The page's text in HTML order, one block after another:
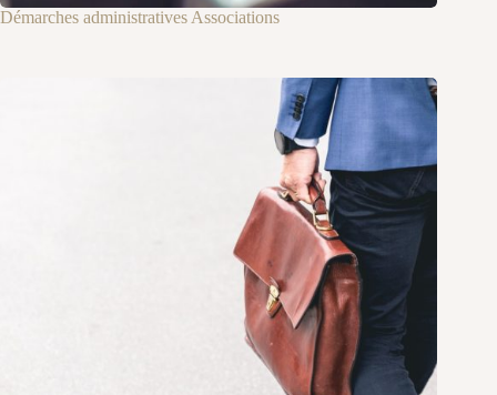
Démarches administratives Associations